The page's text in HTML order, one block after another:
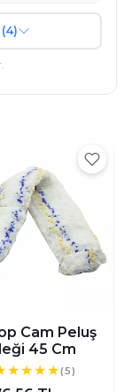
Cam Peluş
45 Cm
(5)